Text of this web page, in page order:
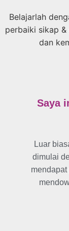
Belajarlah
perbaiki sikap
dan
Saya
Luar
dimulai